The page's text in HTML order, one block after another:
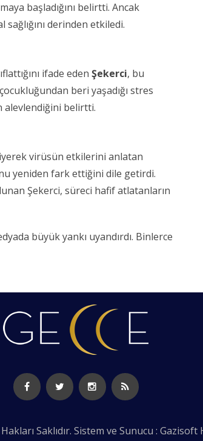
başladığını belirtti. Ancak
derinden etkiledi.
ifade eden Şekerci, bu
beri yaşadığı stres
alevlendiğini belirtti.
virüsün etkilerini anlatan
yeniden fark ettiğini dile getirdi.
Şekerci, süreci hafif atlatanların
büyük yankı uyandırdı. Binlerce
Saklıdır. Sistem ve Sunucu : Gazisoft